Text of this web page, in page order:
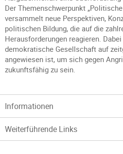
Der Themenschwerpunkt
versammelt neue Perspektiven,
politischen Bildung, die auf die
Herausforderungen reagieren.
demokratische Gesellschaft auf
angewiesen ist, um sich gegen
zukunftsfähig zu sein.
Informationen
Weiterführende Links